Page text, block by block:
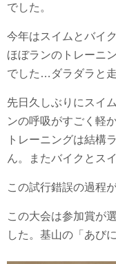
でした。
今年はスイムとバイ
ほぼランのトレーニ
でした…ダラダラと
先日久しぶりにスイ
ンの呼吸がすごく軽
トレーニングは結構
ん。またバイクとス
この試行錯誤の過程
この大会は参加賞が
した。基山の「あび